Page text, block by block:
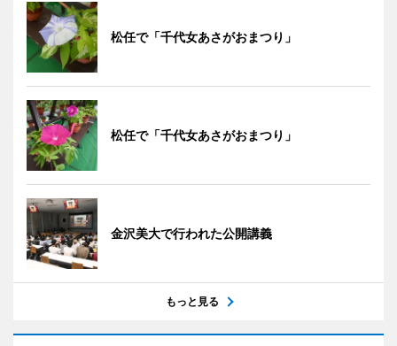
松任で「千代女あさがおまつり」
松任で「千代女あさがおまつり」
金沢美大で行われた公開講義
もっと見る